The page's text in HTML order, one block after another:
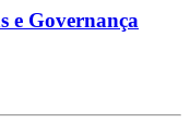
e Governança